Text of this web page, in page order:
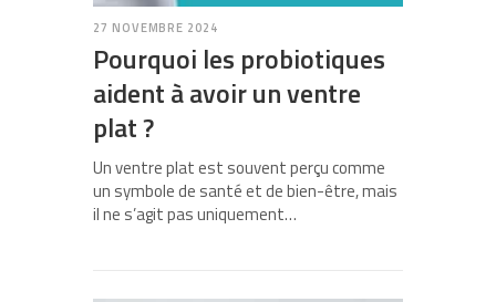
27 NOVEMBRE 2024
Pourquoi les probiotiques
aident à avoir un ventre
plat ?
Un ventre plat est souvent perçu comme
un symbole de santé et de bien-être, mais
il ne s’agit pas uniquement…